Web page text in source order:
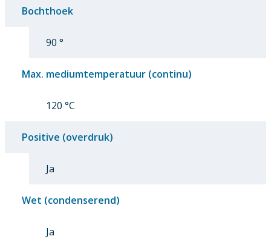
Bochthoek
90 °
Max. mediumtemperatuur (continu)
120 °C
Positive (overdruk)
Ja
Wet (condenserend)
Ja